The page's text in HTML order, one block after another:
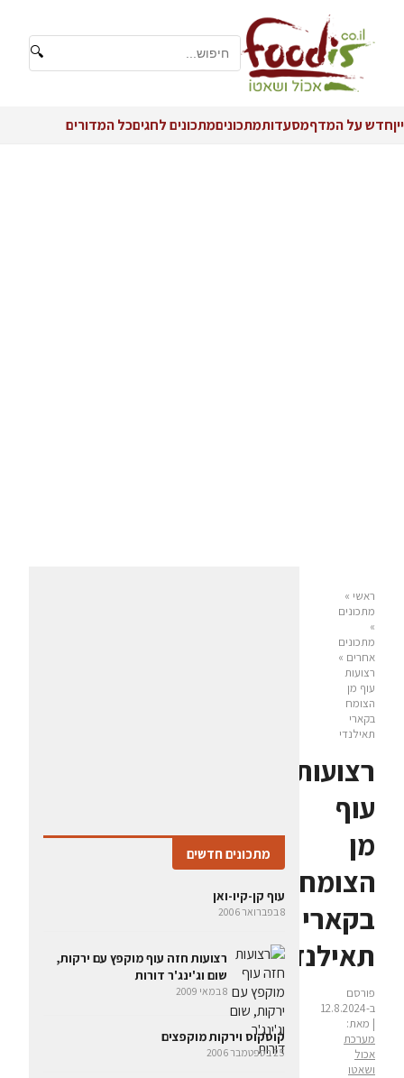
🔍
ייןחדש על המדףמסעדותמתכוניםמתכונים לחגיםכל המדורים
ראשי »
מתכונים
»
מתכונים
אחרים »
רצועות
עוף מן
הצומח
בקארי
תאילנדי
רצועות
עוף
מן
הצומח
בקארי
תאילנדי
פורסם
ב-12.8.2024
| מאת:
מערכת
אכול
ושאטו
מתכונים חדשים
עוף קן-קיו-ואן
8 בפברואר 2006
רצועות חזה עוף מוקפץ עם ירקות,
שום וג'ינג'ר דורות
8 במאי 2009
קוסקוס וירקות מוקפצים
25 בספטמבר 2006